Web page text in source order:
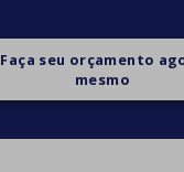
Faça seu orçamento
mesmo